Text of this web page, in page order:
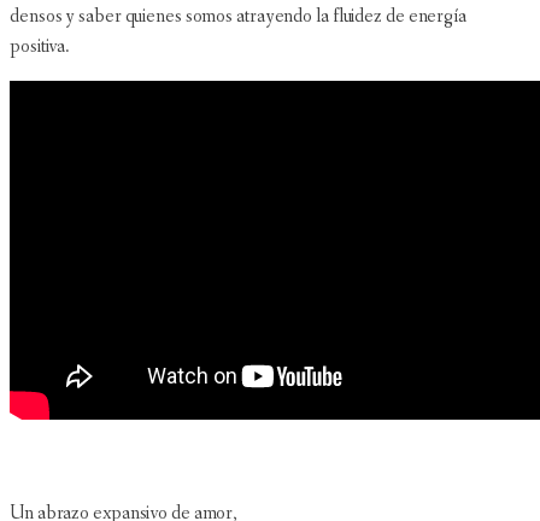
densos y saber quienes somos atrayendo la fluidez de energía
positiva.
Un abrazo expansivo de amor,